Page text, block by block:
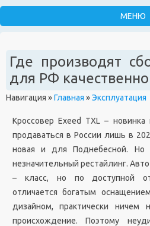
Где производят
для РФ качественно
Навигация »Главная »Эксплуатация
Кроссовер Exeed TXL – новинка
продаваться в России лишь в
новая и для Поднебесной. Но
незначительный рестайлинг.
– класс, но по доступной
отличается богатым
дизайном, практически ничем
происхождение. Поэтому